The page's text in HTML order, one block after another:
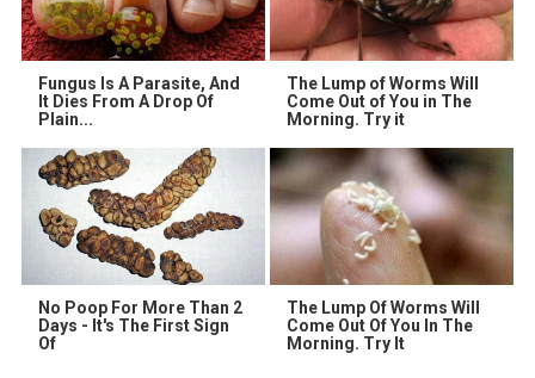
Fungus Is A Parasite, And
It Dies From A Drop Of
Plain...
The Lump of Worms Will
Come Out of You in The
Morning. Try it
No Poop For More Than 2
Days - It's The First Sign
Of
The Lump Of Worms Will
Come Out Of You In The
Morning. Try It